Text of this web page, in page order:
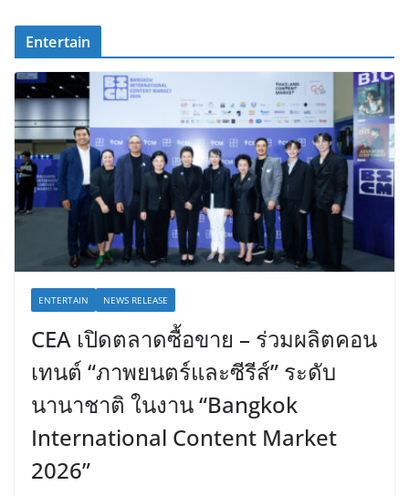
Entertain
ENTERTAIN NEWS RELEASE
CEA เปิดตลาดซื้อขาย – ร่วมผลิตคอน
เทนต์ “ภาพยนตร์และซีรีส์” ระดับ
นานาชาติ ในงาน “Bangkok
International Content Market
2026”